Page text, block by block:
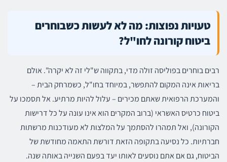
טעויות נפוצות: מה לא לעשות כשבוחרים
ביטוח קורונה לחו"ל?
רבים בוחרים בפוליסה זולה מדי, בתקווה ש"לי זה לא יקרה". אולם
בריאות אינה המקום להתפשר, במיוחד בחו"ל, כשמרחק הבית –
והמערכת הרפואית שאתם מכירים – עלול להיות מרתיע. אל תסמכו על
ביטוח כרטיס האשראי (ברוב המקרים הוא אינו עונה על כל דרישות
הקורונה), ואל תמהרו להסתמך על המלצות לא מעודכנות מרשתות
חברתיות. כל נסיעה בתקופה הזאת דורשת התאמה מחודשת של
הביטוח, גם אם אתם נוסעים לאותו יעד בפעם השנייה באותה שנה.